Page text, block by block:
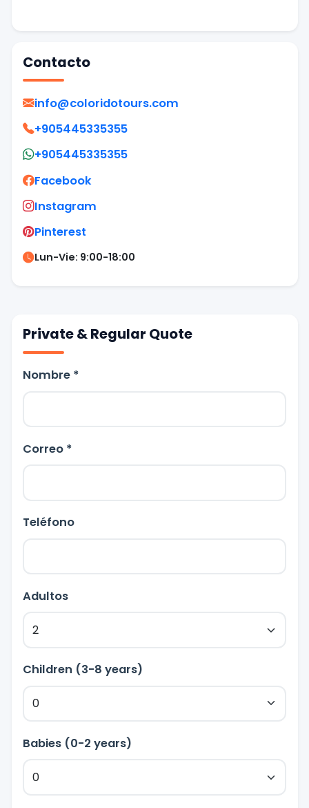
Contacto
info@coloridotours.com
+905445335355
+905445335355
Facebook
Instagram
Pinterest
Lun-Vie: 9:00-18:00
Private & Regular Quote
Nombre *
Correo *
Teléfono
Adultos
Children (3-8 years)
Babies (0-2 years)